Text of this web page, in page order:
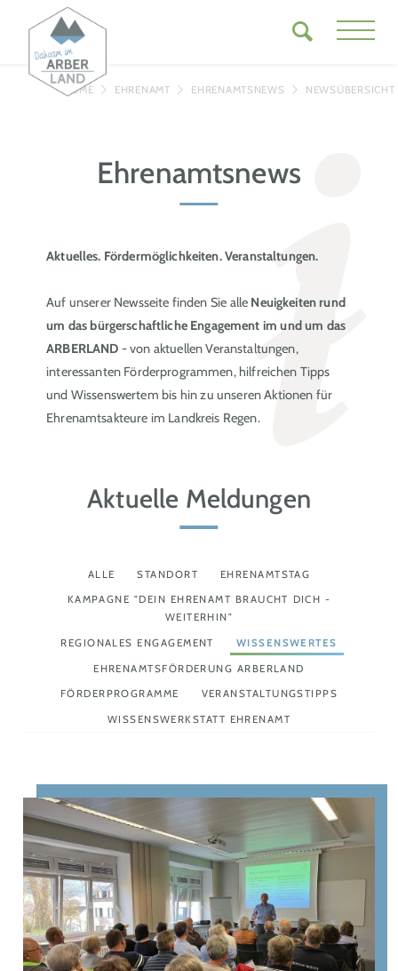
HOME EHRENAMT EHRENAMTSNEWS NEWSÜBERSICHT
Ehrenamtsnews
Aktuelles. Fördermöglichkeiten. Veranstaltungen.
Auf unserer Newsseite finden Sie alle Neuigkeiten rund
um das bürgerschaftliche Engagement im und um das
ARBERLAND - von aktuellen Veranstaltungen,
interessanten Förderprogrammen, hilfreichen Tipps
und Wissenswertem bis hin zu unseren Aktionen für
Ehrenamtsakteure im Landkreis Regen.
Aktuelle Meldungen
ALLE STANDORT EHRENAMTSTAG
KAMPAGNE "DEIN EHRENAMT BRAUCHT DICH -
WEITERHIN"
REGIONALES ENGAGEMENT WISSENSWERTES
EHRENAMTSFÖRDERUNG ARBERLAND
FÖRDERPROGRAMME VERANSTALTUNGSTIPPS
WISSENSWERKSTATT EHRENAMT